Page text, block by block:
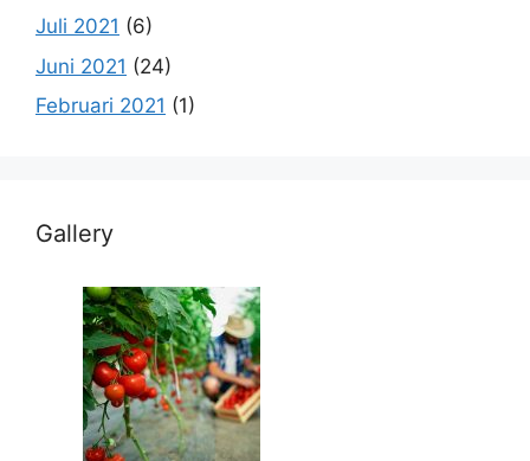
Juli 2021 (6)
Juni 2021 (24)
Februari 2021 (1)
Gallery